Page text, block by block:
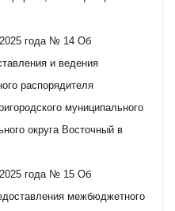
года № 14 Об
и ведения
распорядителя
муниципального
округа Восточный в
года № 15 Об
межбюджетного